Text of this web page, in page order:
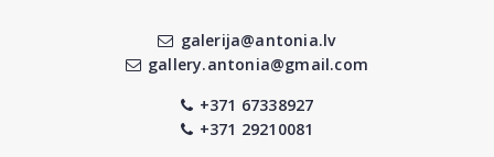
galerija@antonia.lv
gallery.antonia@gmail.com
+371 67338927
+371 29210081